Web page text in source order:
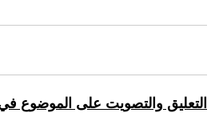
التعليق والتصويت على الموضوع